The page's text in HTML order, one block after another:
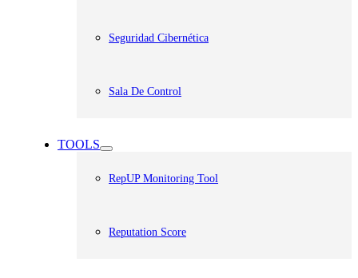
Seguridad Cibernética
Sala De Control
TOOLS
RepUP Monitoring Tool
Reputation Score